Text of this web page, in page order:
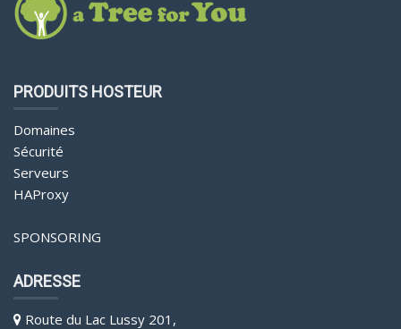
PRODUITS HOSTEUR
Domaines
Sécurité
Serveurs
HAProxy
SPONSORING
ADRESSE
Route du Lac Lussy 201,